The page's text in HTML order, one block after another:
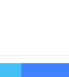
فيسبوك